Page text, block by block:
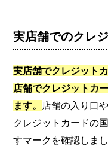
実店舗でのクレ
実店舗でクレジット
店舗でクレジットカ
ます。 店舗の入り口
クレジットカードの
すマークを確認しまし